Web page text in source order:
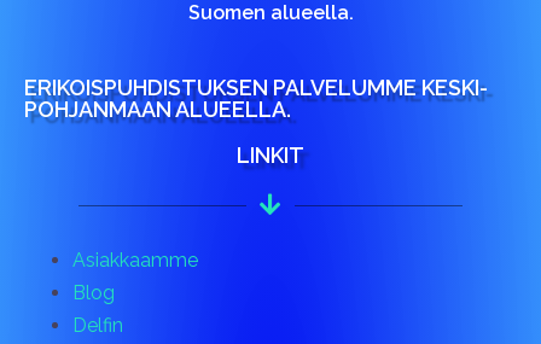
Suomen alueella.
ERIKOISPUHDISTUKSEN PALVELUMME KESKI-
POHJANMAAN ALUEELLA.
LINKIT
Asiakkaamme
Blog
Delfin